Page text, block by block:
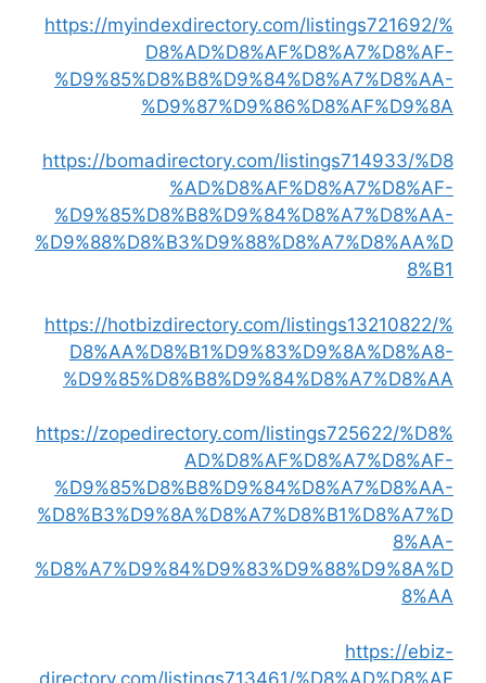
https://myindexdirectory.com/listings721692/%
D8%AD%D8%AF%D8%A7%D8%AF-
%D9%85%D8%B8%D9%84%D8%A7%D8%AA-
%D9%87%D9%86%D8%AF%D9%8A
https://bomadirectory.com/listings714933/%D8
%AD%D8%AF%D8%A7%D8%AF-
%D9%85%D8%B8%D9%84%D8%A7%D8%AA-
%D9%88%D8%B3%D9%88%D8%A7%D8%AA%D
8%B1
https://hotbizdirectory.com/listings13210822/%
D8%AA%D8%B1%D9%83%D9%8A%D8%A8-
%D9%85%D8%B8%D9%84%D8%A7%D8%AA
https://zopedirectory.com/listings725622/%D8%
AD%D8%AF%D8%A7%D8%AF-
%D9%85%D8%B8%D9%84%D8%A7%D8%AA-
%D8%B3%D9%8A%D8%A7%D8%B1%D8%A7%D
8%AA-
%D8%A7%D9%84%D9%83%D9%88%D9%8A%D
8%AA
https://ebiz-
directory.com/listings713461/%D8%AD%D8%AF